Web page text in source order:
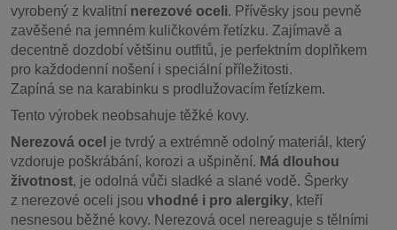
vyrobený z kvalitní nerezové oceli. Přívěsky jsou pevně
zavěšené na jemném kuličkovém řetízku. Zajímavě a
decentně dozdobí většinu outfitů, je perfektním doplňkem
pro každodenní nošení i speciální příležitosti.
Zapíná se na karabinku s prodlužovacím řetízkem.
Tento výrobek neobsahuje těžké kovy.
Nerezová ocel je tvrdý a extrémně odolný materiál, který
vzdoruje poškrábání, korozi a ušpinění. Má dlouhou
životnost, je odolná vůči sladké a slané vodě. Šperky
z nerezové oceli jsou vhodné i pro alergiky, kteří
nesnesou běžné kovy. Nerezová ocel nereaguje s tělními